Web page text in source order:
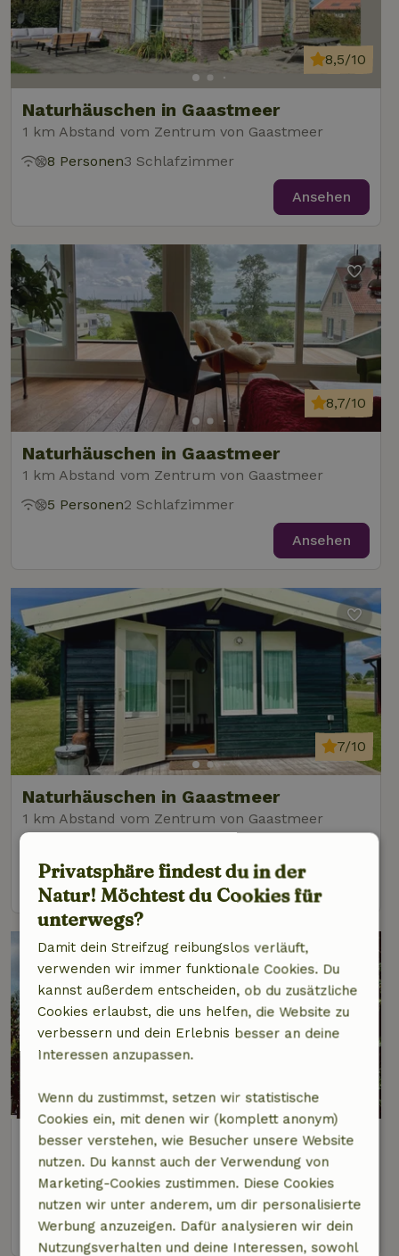
Naturhäuschen in Gaastmeer
1 km Abstand vom Zentrum von Gaastmeer
8,5/10
8 Personen3 Schlafzimmer
Ansehen
Naturhäuschen in Gaastmeer
1 km Abstand vom Zentrum von Gaastmeer
8,7/10
5 Personen2 Schlafzimmer
Ansehen
Naturhäuschen in Gaastmeer
1 km Abstand vom Zentrum von Gaastmeer
7/10
Ansehen
Naturhäuschen in Gaastmeer
1 km Abstand vom Zentrum von Gaastmeer
6 Personen4 Schlafzimmer
Ansehen
Privatsphäre findest du in der
Natur! Möchtest du Cookies für
unterwegs?
Damit dein Streifzug reibungslos verläuft,
verwenden wir immer funktionale Cookies. Du
kannst außerdem entscheiden, ob du zusätzliche
Cookies erlaubst, die uns helfen, die Website zu
verbessern und dein Erlebnis besser an deine
Interessen anzupassen.
Wenn du zustimmst, setzen wir statistische
Cookies ein, mit denen wir (komplett anonym)
besser verstehen, wie Besucher unsere Website
nutzen. Du kannst auch der Verwendung von
Marketing-Cookies zustimmen. Diese Cookies
nutzen wir unter anderem, um dir personalisierte
Werbung anzuzeigen. Dafür analysieren wir dein
Nutzungsverhalten und deine Interessen, sowohl